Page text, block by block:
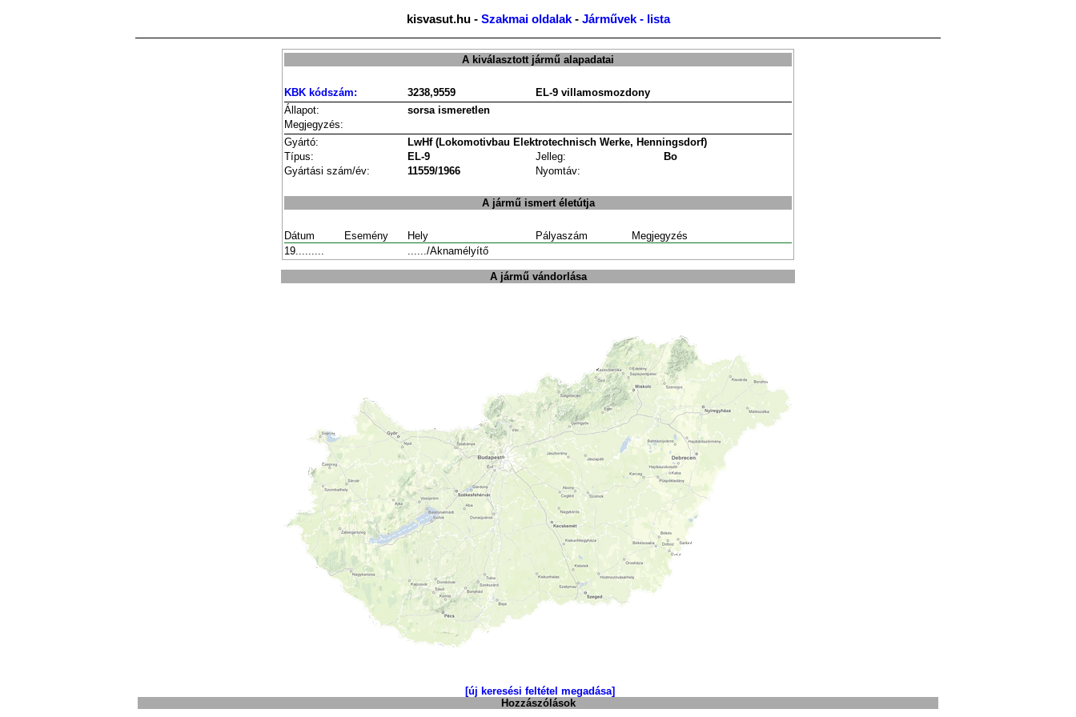
kisvasut.hu - Szakmai oldalak- Járművek - lista
A kiválasztott jármű alapadatai
KBK kódszám: 3238,9559
EL-9 villamosmozdony
Állapot:
sorsa ismeretlen
Megjegyzés:
Gyártó:
LwHf (Lokomotivbau Elektrotechnisch Werke, Henningsdorf)
Típus:
EL-9 Jelleg:
Bo
Gyártási szám/év:
11559/1966 Nyomtáv:
A jármű ismert életútja
Dátum Esemény Hely Pályaszám
Megjegyzés
19.........
....../Aknamélyítő
A jármű vándorlása
[új keresési feltétel megadása]
Hozzászólások